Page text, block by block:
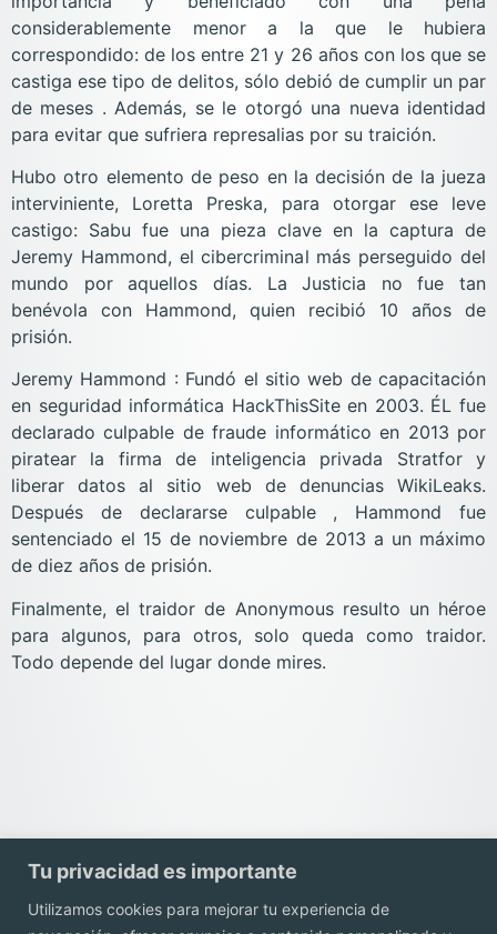
Tu privacidad es importante
Utilizamos cookies para mejorar tu experiencia de
considerablemente menor a la que le hubiera
correspondido: de los entre 21 y 26 años con los que se
castiga ese tipo de delitos, sólo debió de cumplir un par
de meses . Además, se le otorgó una nueva identidad
para evitar que sufriera represalias por su traición.
Hubo otro elemento de peso en la decisión de la jueza
interviniente, Loretta Preska, para otorgar ese leve
castigo: Sabu fue una pieza clave en la captura de
Jeremy Hammond, el cibercriminal más perseguido del
mundo por aquellos días. La Justicia no fue tan
benévola con Hammond, quien recibió 10 años de
prisión.
Jeremy Hammond : Fundó el sitio web de capacitación
en seguridad informática HackThisSite en 2003. ÉL fue
declarado culpable de fraude informático en 2013 por
piratear la firma de inteligencia privada Stratfor y
liberar datos al sitio web de denuncias WikiLeaks.
Después de declararse culpable , Hammond fue
sentenciado el 15 de noviembre de 2013 a un máximo
de diez años de prisión.
Finalmente, el traidor de Anonymous resulto un héroe
para algunos, para otros, solo queda como traidor.
Todo depende del lugar donde mires.